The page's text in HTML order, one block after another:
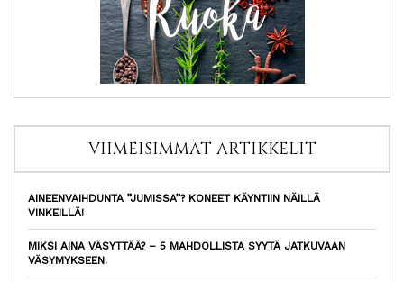
VIIMEISIMMÄT ARTIKKELIT
AINEENVAIHDUNTA ”JUMISSA”? KONEET KÄYNTIIN NÄILLÄ
VINKEILLÄ!
MIKSI AINA VÄSYTTÄÄ? – 5 MAHDOLLISTA SYYTÄ JATKUVAAN
VÄSYMYKSEEN.